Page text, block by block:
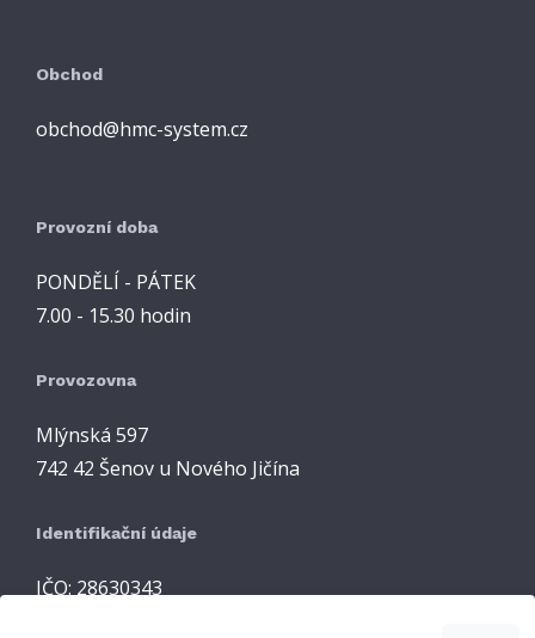
Obchod
obchod@hmc-system.cz
Provozní doba
PONDĚLÍ - PÁTEK
7.00 - 15.30 hodin
Provozovna
Mlýnská 597
742 42 Šenov u Nového Jičína
Identifikační údaje
IČO: 28630343